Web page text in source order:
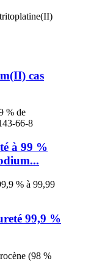
cas
à 99 %
99,9 %